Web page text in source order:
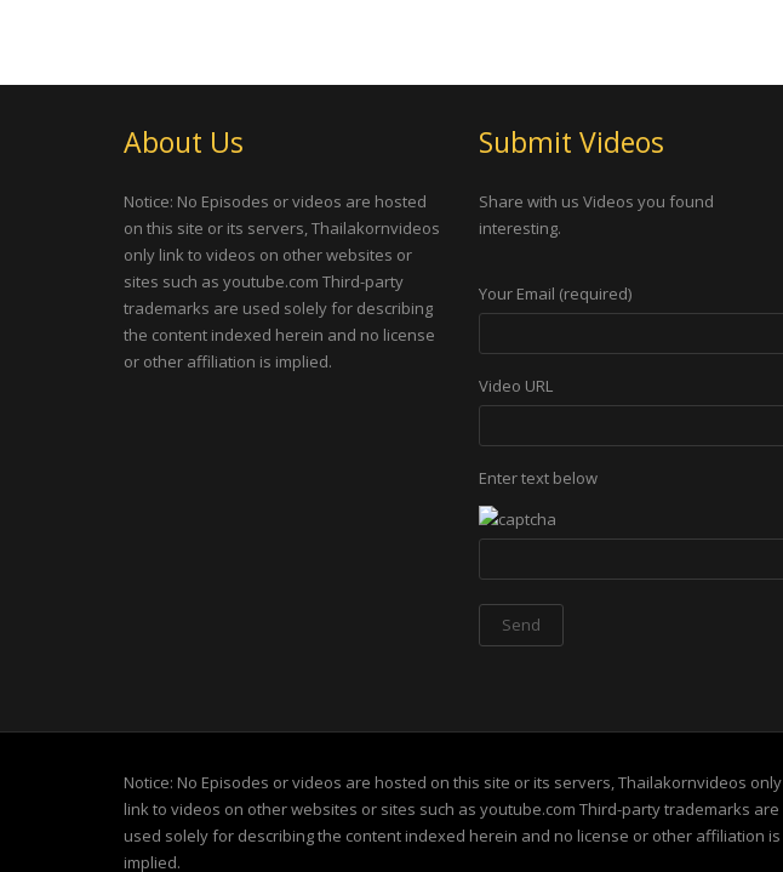
About Us
Notice: No Episodes or videos are hosted
on this site or its servers, Thailakornvideos
only link to videos on other websites or
sites such as youtube.com Third-party
trademarks are used solely for describing
the content indexed herein and no license
or other affiliation is implied.
Submit Videos
Share with us Videos you found
interesting.
Your Email (required)
Video URL
Enter text below
Notice: No Episodes or videos are hosted on this site or its servers, Thailakornvideos only
link to videos on other websites or sites such as youtube.com Third-party trademarks are
used solely for describing the content indexed herein and no license or other affiliation is
implied.